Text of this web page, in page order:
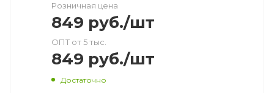
Розничная цена
849 руб./шт
ОПТ от 5 тыс.
849 руб./шт
Достаточно